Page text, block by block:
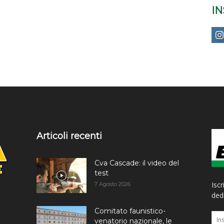
Articoli recenti
Cva Cascade: il video del
test
7 Agosto 2026
Comitato faunistico-
venatorio nazionale, le